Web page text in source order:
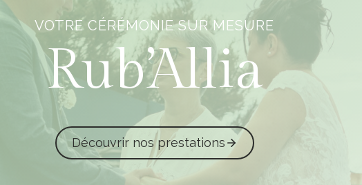
VOTRE CÉRÉMONIE SUR MESURE
Rub’Allia
Découvrir nos prestations